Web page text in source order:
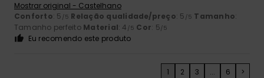
Mostrar original - Castelhano
Conforto: 5 /5 Relação qualidade/preço: 5 /5 Tamanho:
Tamanho perfeito Material: 4 /5 Cor: 5/5
Eu recomendo este produto
1 2 3 ... 6 >